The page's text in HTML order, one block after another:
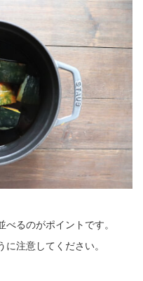
るのがポイントです。
注意してください。